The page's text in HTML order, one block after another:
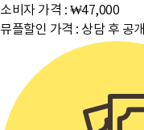
소비자 가격 : ₩47,000
뮤플할인 가격 : 상담 후 공개